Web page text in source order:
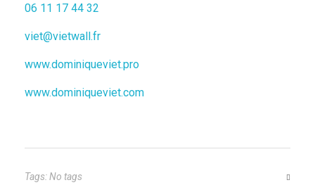
06 11 17 44 32
viet@vietwall.fr
www.dominiqueviet.pro
www.dominiqueviet.com
Tags: No tags